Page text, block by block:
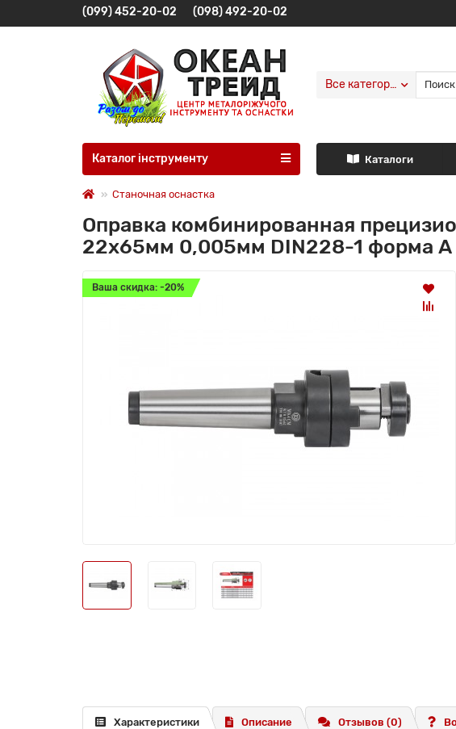
(099) 452-20-02 (098) 492-20-02
Все категории
Каталог інструменту Каталоги
Станочная оснастка
Оправка комбинированная
22x65мм 0,005мм DIN228-1 форма A
Ваша скидка: -20%
Характеристики Описание Отзывов (0)